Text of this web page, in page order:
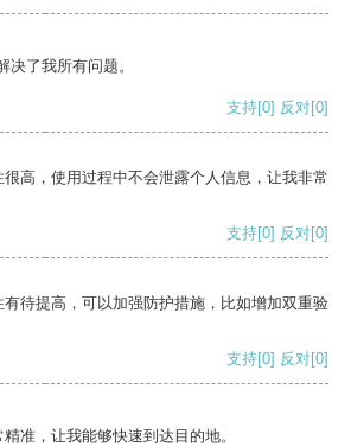
决了我所有问题。
支持[0] 反对[0]
高，使用过程中不会泄露个人信息，让我非常
支持[0] 反对[0]
待提高，可以加强防护措施，比如增加双重验
支持[0] 反对[0]
准，让我能够快速到达目的地。